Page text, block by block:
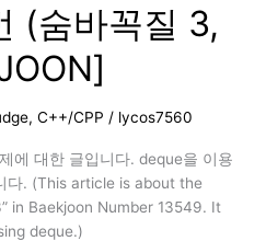
(숨바꼭질 3,
, C++/CPP / lycos7560
에 대한 글입니다. deque을 이용
다. (This article is about the
in Baekjoon Number 13549. It
deque.)